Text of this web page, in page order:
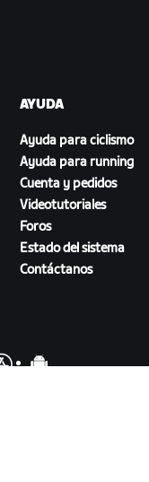
AYUDA
Ayuda para ciclismo
Ayuda para running
Cuenta y pedidos
Videotutoriales
Foros
Estado del sistema
Contáctanos